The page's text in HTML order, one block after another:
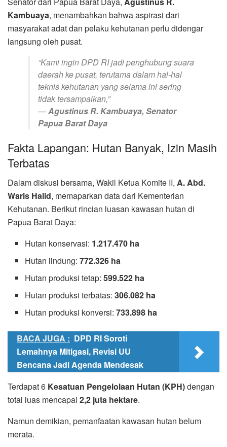
Kambuaya, menambahkan bahwa aspirasi dari
masyarakat adat dan pelaku kehutanan perlu didengar
langsung oleh pusat.
“Kami ingin DPD RI jadi penghubung suara
daerah ke pusat, terutama dalam hal-hal
teknis kehutanan yang selama ini sering
tidak tersampaikan,”
—Agustinus R. Kambuaya, Senator
Papua Barat Daya
Fakta Lapangan: Hutan Banyak, Izin Masih
Terbatas
Dalam diskusi bersama, Wakil Ketua Komite II, A. Abd.
Waris Halid, memaparkan data dari Kementerian
Kehutanan. Berikut rincian luasan kawasan hutan di
Papua Barat Daya:
Hutan konservasi: 1.217.470 ha
Hutan lindung:772.326 ha
Hutan produksi tetap:599.522 ha
Hutan produksi terbatas:306.082 ha
Hutan produksi konversi:733.898 ha
BACA JUGA : DPD RI Soroti
Lemahnya Mitigasi, Revisi UU
Bencana Jadi Agenda Mendesak
Terdapat 6 Kesatuan Pengelolaan Hutan (KPH)dengan
total luas mencapai 2,2 juta hektare.
Namun demikian, pemanfaatan kawasan hutan belum
merata.